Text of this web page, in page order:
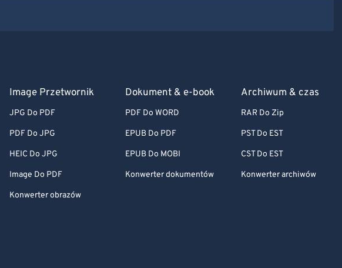
Image Przetwornik
JPG Do PDF
PDF Do JPG
HEIC Do JPG
Image Do PDF
Konwerter obrazów
Dokument & e-book
PDF Do WORD
EPUB Do PDF
EPUB Do MOBI
Konwerter dokumentów
Archiwum & czas
RAR Do Zip
PST Do EST
CST Do EST
Konwerter archiwów